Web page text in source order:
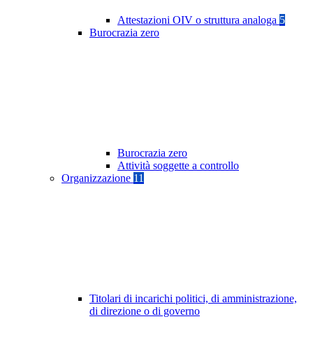
Attestazioni OIV o struttura analoga 5
Burocrazia zero
Burocrazia zero
Attività soggette a controllo
Organizzazione 11
Titolari di incarichi politici, di amministrazione,
di direzione o di governo